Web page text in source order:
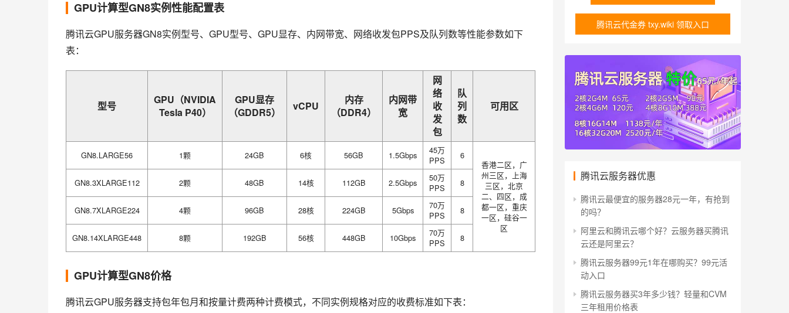
GPU计算型GN8实例性能配置表
腾讯云GPU服务器GN8实例型号、GPU型号、GPU显存、内网带宽、网络收发包PPS及队列数等性能参数如下
表：
型号
GPU（NVIDIA
Tesla P40）
GPU显存
（GDDR5）
vCPU
内存
（DDR4）
内网带
宽
网
络
收
发
包
队
列
数
可用区
GN8.LARGE56 1颗 24GB 6核 56GB 1.5Gbps
45万
PPS
6
香港二区，广
州三区，上海
三区，北京
二、四区，成
都一区，重庆
一区，硅谷一
区
GN8.3XLARGE112 2颗 48GB 14核 112GB 2.5Gbps
50万
PPS
8
GN8.7XLARGE224 4颗 96GB 28核 224GB 5Gbps
70万
PPS
8
GN8.14XLARGE448 8颗 192GB 56核 448GB 10Gbps
70万
PPS
8
GPU计算型GN8价格
腾讯云GPU服务器支持包年包月和按量计费两种计费模式，不同实例规格对应的收费标准如下表：
腾讯云代金券 txy.wiki 领取入口
腾讯云服务器优惠
腾讯云最便宜的服务器28元一年，有抢到
的吗？
阿里云和腾讯云哪个好？云服务器买腾讯
云还是阿里云？
腾讯云服务器99元1年在哪购买？99元活
动入口
腾讯云服务器买3年多少钱？轻量和CVM
三年租用价格表